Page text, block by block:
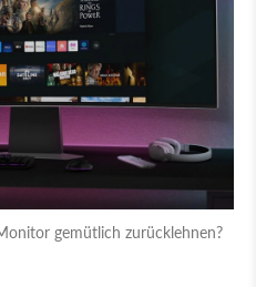
gemütlich zurücklehnen?